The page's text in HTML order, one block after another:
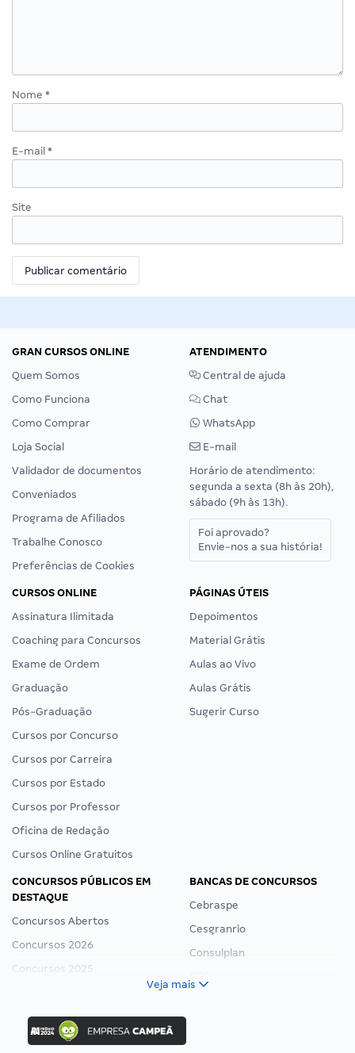
Nome *
E-mail *
Site
GRAN CURSOS ONLINE
Quem Somos
Como Funciona
Como Comprar
Loja Social
Validador de documentos
Conveniados
Programa de Afiliados
Trabalhe Conosco
Preferências de Cookies
ATENDIMENTO
Central de ajuda
Chat
WhatsApp
E-mail
Horário de atendimento:
segunda a sexta (8h às 20h),
sábado (9h às 13h).
Foi aprovado?
Envie-nos a sua história!
CURSOS ONLINE
Assinatura Ilimitada
Coaching para Concursos
Exame de Ordem
Graduação
Pós-Graduação
Cursos por Concurso
Cursos por Carreira
Cursos por Estado
Cursos por Professor
Oficina de Redação
Cursos Online Gratuitos
PÁGINAS ÚTEIS
Depoimentos
Material Grátis
Aulas ao Vivo
Aulas Grátis
Sugerir Curso
CONCURSOS PÚBLICOS EM
DESTAQUE
Concursos Abertos
Concursos 2026
Concursos 2025
Concurso Ibama
Concurso MPU
BANCAS DE CONCURSOS
Cebraspe
Cesgranrio
Consulplan
Veja mais